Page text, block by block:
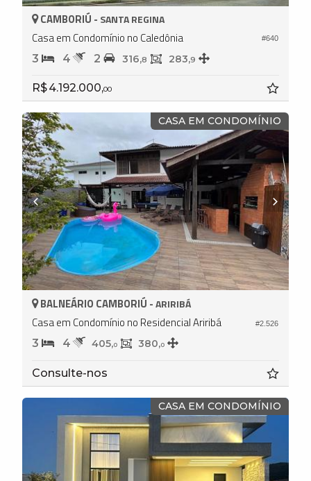
#640
CAMBORIÚ - SANTA REGINA
Casa em Condomínio no Caledônia
3 4 2 316,8 283,9
R$ 4.192.000,00
CASA EM CONDOMÍNIO
#2.526
BALNEÁRIO CAMBORIÚ -ARIRIBÁ
Casa em Condomínio no Residencial Ariribá
3 4 405,0 380,0
Consulte-nos
CASA EM CONDOMÍNIO